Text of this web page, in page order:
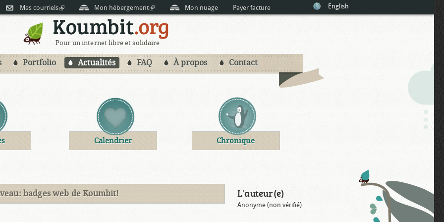
Aller au
contenu
principal
external)Mes courriels(link is external)Mon hébergement(link is external)Mon nuage Payer facture English
Pour un internet libre et solidaire
Portfolio Actualités FAQ À propos Contact
Calendrier Chronique
badges web de Koumbit! L'auteur(e)
Anonyme (non vérifié)